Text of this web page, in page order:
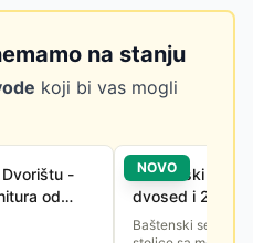
na stanju
koji bi vas mogli
-
od
NOVO
Baštenski set
dvosed i 2
Baštenski set od 4